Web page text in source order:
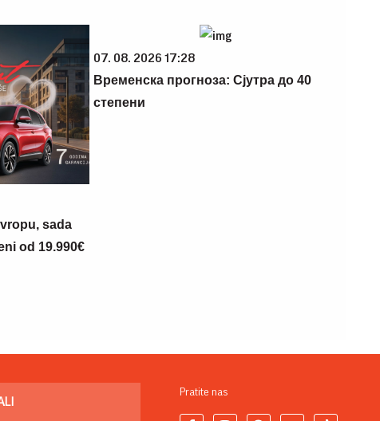
sada
od 19.990€
07. 08. 2026 17:28
Временска прогноза: Сјутра до 40
степени
Pratite nas